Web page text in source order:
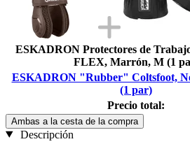
ESKADRON Protectores de
FLEX, Marrón, M (1
ESKADRON "Rubber" Coltsfoot,
(1 par)
Precio total:
Ambas a la cesta de la compra
Descripción